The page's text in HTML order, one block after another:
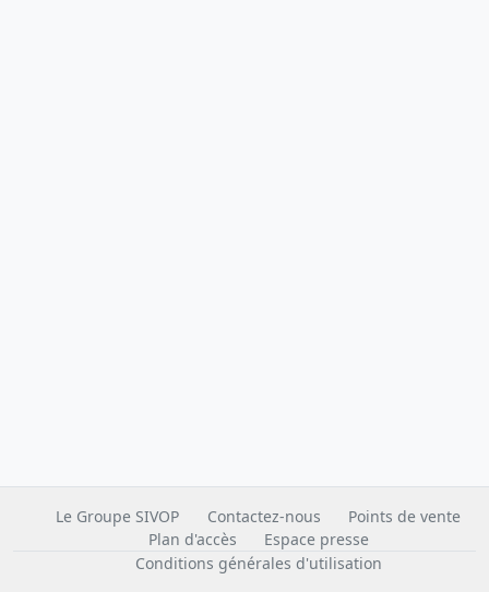
Le Groupe SIVOP Contactez-nous
Points de vente
Plan d'accès
Espace presse
Conditions générales d'utilisation